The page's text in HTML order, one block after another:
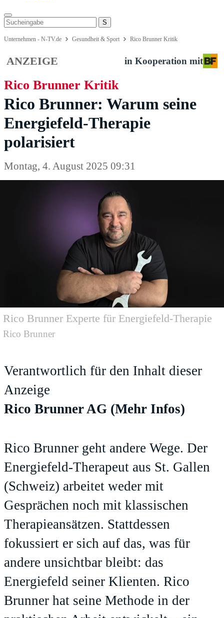
Unternehmen - N-TV.de Gesundheit & Sport Rico Brunner Kritik
ANZEIGE in Kooperation mit
Rico Brunner Kritik
Rico Brunner: Warum seine
Energiefeld-Therapie
polarisiert
Rico Brunner Experte für Energiefeld-Therapie
Rico Brunner
Verantwortlich für den Inhalt dieser
Anzeige
Rico Brunner AG (Mehr Infos)
Montag, 4. August 2025 09:31
Rico Brunner geht andere Wege. Der
Energiefeld-Therapeut aus St. Gallen
(Schweiz) arbeitet weder mit
Gesprächen noch mit klassischen
Therapieansätzen. Stattdessen
fokussiert er sich auf das, was für
andere unsichtbar bleibt: das
Energiefeld seiner Klienten. Rico
Brunner hat seine Methode in der